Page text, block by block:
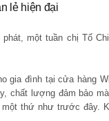
lẻ hiện đại
phát, một tuần chị Tố
gia đình tại cửa hàng
chất lượng đảm bảo
thứ như trước đây.